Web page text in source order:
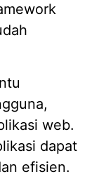
web.
dapat
efisien.